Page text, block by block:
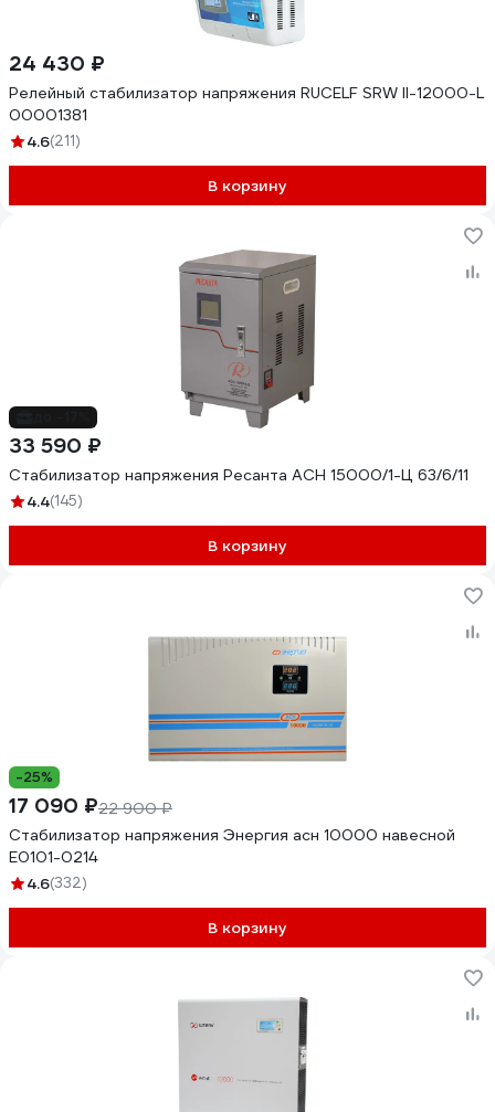
24 430 ₽
Релейный стабилизатор напряжения RUCELF SRW II-12000-L
00001381
4.6(211)
В корзину
33 590 ₽
Стабилизатор напряжения Ресанта АСН 15000/1-Ц 63/6/11
4.4(145)
В корзину
-25%
17 090 ₽22 900 ₽
Стабилизатор напряжения Энергия асн 10000 навесной
Е0101-0214
4.6(332)
В корзину